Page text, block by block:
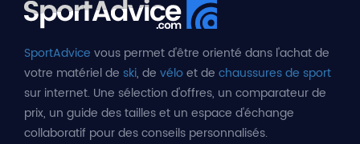
SportAdvice vous permet d'être orienté dans l'achat de
votre matériel de ski, de véloet de chaussures de sport
sur internet. Une sélection d'offres, un comparateur de
prix, un guide des tailles et un espace d'échange
collaboratif pour des conseils personnalisés.